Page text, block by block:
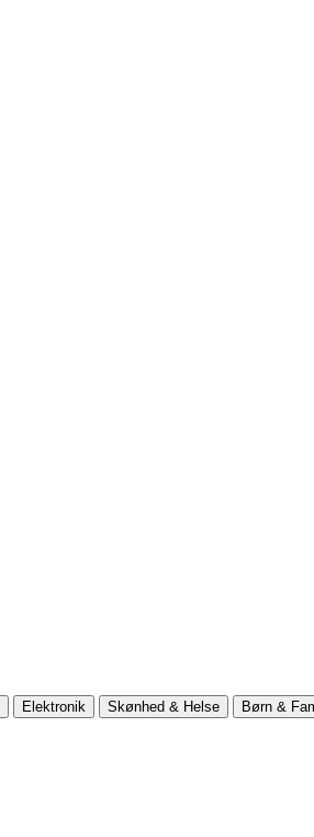
Elektronik Skønhed & Helse Børn &